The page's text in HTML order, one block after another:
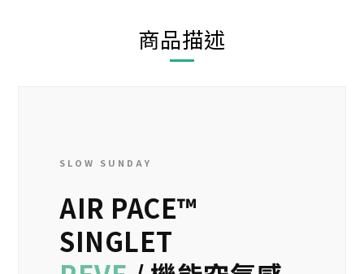
商品描述
SLOW SUNDAY
AIR PACE™
SINGLET